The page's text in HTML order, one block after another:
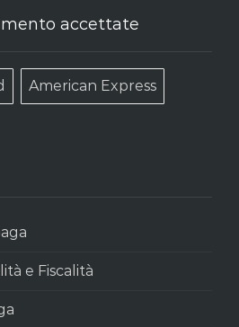
accettate
American Express
e Fiscalità